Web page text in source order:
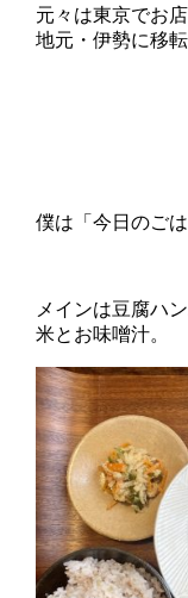
元々は東京でお
地元・伊勢に移
僕は「今日のご
メインは豆腐ハ
米とお味噌汁。